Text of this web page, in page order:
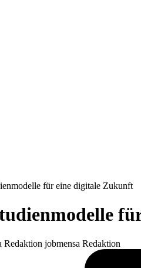
für eine digitale Zukunft
jobmensa Redaktion